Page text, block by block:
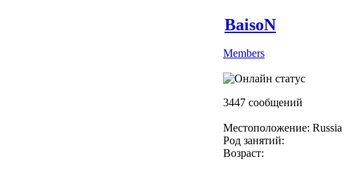
BaisoN
Members
3447 сообщений
Местоположение: Russia
Род занятий:
Возраст: